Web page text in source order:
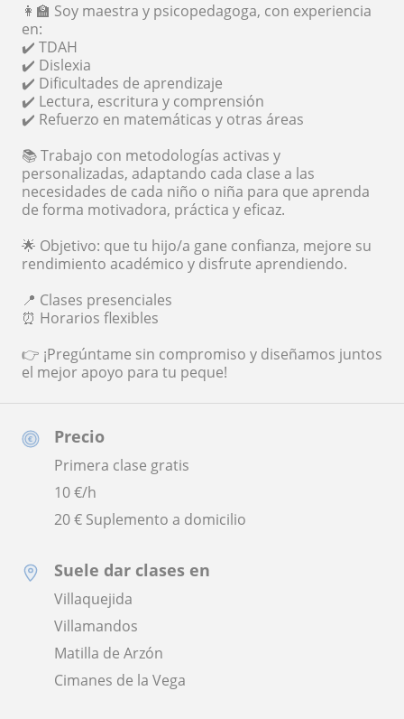
Precio
Primera clase gratis
10€/h
20 € Suplemento a domicilio
Suele dar clases en
Villaquejida
Villamandos
Matilla de Arzón
Cimanes de la Vega
👩‍🏫 Soy maestra y psicopedagoga, con experiencia
en:
✔️ TDAH
✔️ Dislexia
✔️ Dificultades de aprendizaje
✔️ Lectura, escritura y comprensión
✔️ Refuerzo en matemáticas y otras áreas
📚 Trabajo con metodologías activas y
personalizadas, adaptando cada clase a las
necesidades de cada niño o niña para que aprenda
de forma motivadora, práctica y eficaz.
🌟 Objetivo: que tu hijo/a gane confianza, mejore su
rendimiento académico y disfrute aprendiendo.
📍 Clases presenciales
⏰ Horarios flexibles
👉 ¡Pregúntame sin compromiso y diseñamos juntos
el mejor apoyo para tu peque!